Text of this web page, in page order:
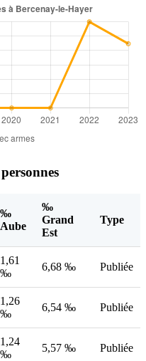
‰
Aube
‰
Grand
Est
Type
1,61
‰
6,68 ‰ Publiée
1,26
‰
6,54 ‰ Publiée
1,24
‰
5,57 ‰ Publiée